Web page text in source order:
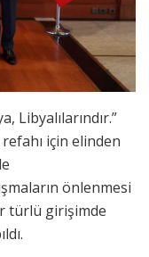
Libyalılarındır.”
refahı için elinden
önlenmesi
türlü girişimde